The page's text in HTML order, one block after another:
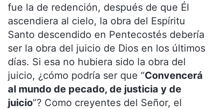
fue la de redención, después de que Él
ascendiera al cielo, la obra del Espíritu
Santo descendido en Pentecostés debería
ser la obra del juicio de Dios en los últimos
días. Si esa no hubiera sido la obra del
juicio, ¿cómo podría ser que “Convencerá
al mundo de pecado, de justicia y de
juicio”? Como creyentes del Señor, el